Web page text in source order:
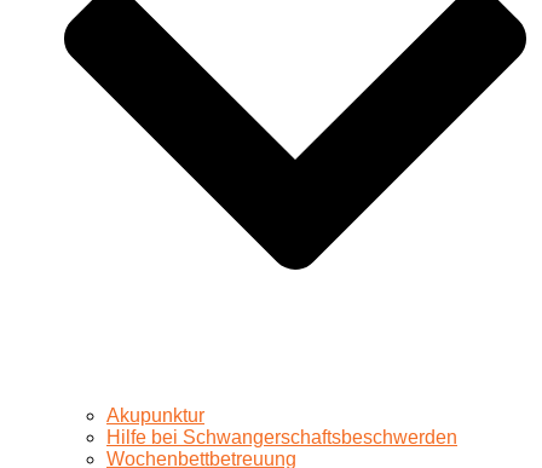
Akupunktur
Hilfe bei Schwangerschaftsbeschwerden
Wochenbettbetreuung